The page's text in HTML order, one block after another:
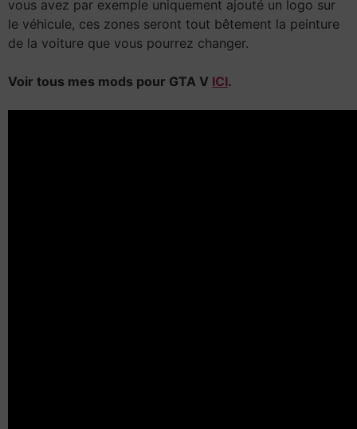
vous avez par exemple uniquement ajouté un logo sur
le véhicule, ces zones seront tout bêtement la peinture
de la voiture que vous pourrez changer.
Voir tous mes mods pour GTA V ICI.